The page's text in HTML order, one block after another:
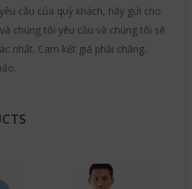
cầu của quý khách, hãy gửi cho
chúng tôi yêu cầu và chúng tôi sẽ
nhất. Cam kết giá phải chăng.